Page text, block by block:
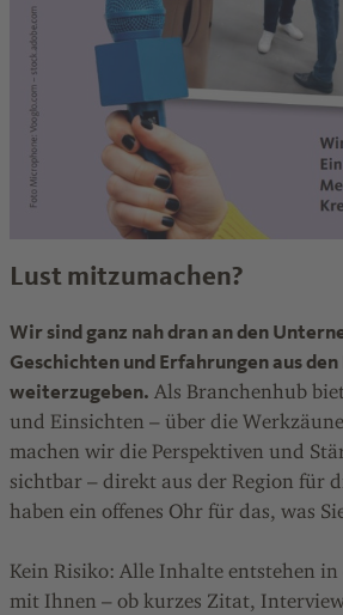
Lust mitzumachen?
Wir sind ganz nah dran an den
Geschichten und Erfahrungen aus
weiterzugeben. Als Branchenhub
und Einsichten – über die
machen wir die Perspektiven und
sichtbar – direkt aus der Region für
haben ein offenes Ohr für das, was
Kein Risiko: Alle Inhalte entstehen
mit Ihnen – ob kurzes Zitat,